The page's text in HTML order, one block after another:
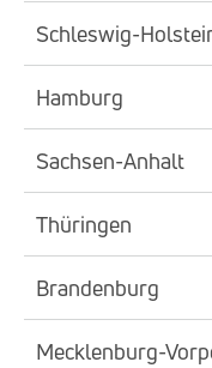
Schleswig-
Hamburg
Sachsen-Anhalt
Thüringen
Brandenburg
Mecklenburg-